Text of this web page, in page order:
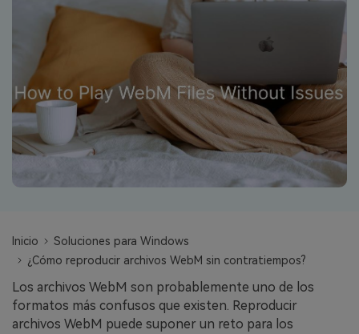
Recoverit Gratis
Recupera datos perdidos/eliminados gratis
Pruébalo Gratis
UBackit - Respaldar Datos
VER TODAS LAS FUNCIONES
search
Inicio
Soluciones para Windows
¿Cómo reproducir archivos WebM sin contratiempos?
Los archivos WebM son probablemente uno de los
formatos más confusos que existen. Reproducir
archivos WebM puede suponer un reto para los